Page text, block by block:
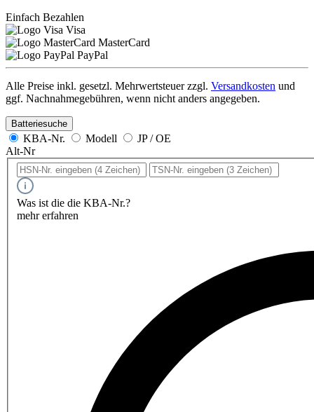
Einfach Bezahlen
Visa
MasterCard
PayPal
Alle Preise inkl. gesetzl. Mehrwertsteuer zzgl. Versandkosten und
ggf. Nachnahmegebühren, wenn nicht anders angegeben.
Batteriesuche
KBA-Nr. Modell
JP / OE
Alt-Nr
Was ist die die KBA-Nr.?
mehr erfahren